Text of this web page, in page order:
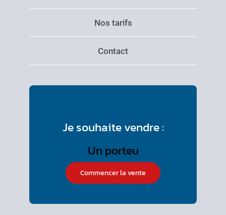
Nos tarifs
Contact
Je souhaite vendre :
Commencer la vente